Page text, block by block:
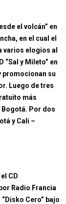
el volcán” en
en el cual el
varios elogios al
“Sal y Mileto” en
promocionan su
Luego de tres
más
Bogotá. Por dos
y Cali –
CD
Radio Francia
Cero” bajo